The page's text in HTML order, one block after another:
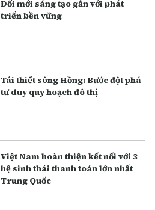
Đổi mới sáng tạo gắn với phát
triển bền vững
Tái thiết sông Hồng: Bước đột phá
tư duy quy hoạch đô thị
Việt Nam hoàn thiện kết nối với 3
hệ sinh thái thanh toán lớn nhất
Trung Quốc